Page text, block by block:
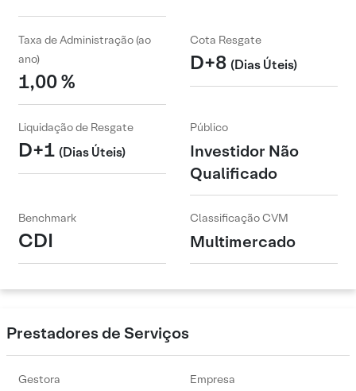
Taxa de Administração (ao
ano)
1,00 %
Cota Resgate
D+8 (Dias Úteis)
Liquidação de Resgate
D+1 (Dias Úteis)
Público
Investidor Não
Qualificado
Benchmark
CDI
Classificação CVM
Multimercado
Prestadores de Serviços
Gestora Empresa